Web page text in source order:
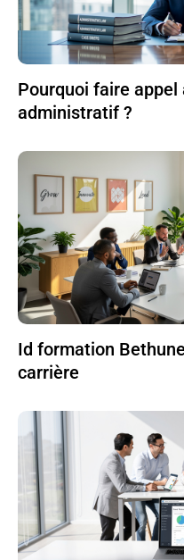
Pourquoi faire
administratif ?
Id formation
carrière